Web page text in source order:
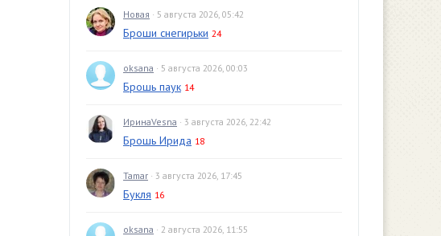
Новая · 5 августа 2026, 05:42
Броши снегирьки 24
oksana · 5 августа 2026, 00:03
Брошь паук 14
ИринаVesna · 3 августа 2026, 22:42
Брошь Ирида 18
Tamar · 3 августа 2026, 17:45
Букля 16
oksana · 2 августа 2026, 11:55